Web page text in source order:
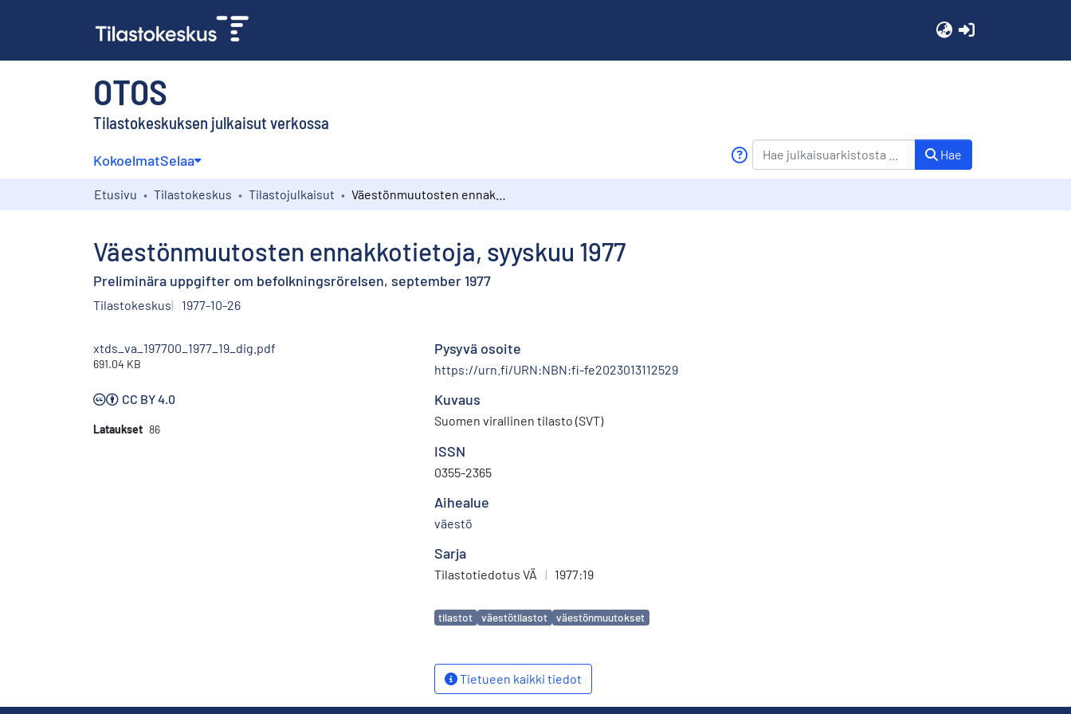
OTOS
Tilastokeskuksen julkaisut verkossa
KokoelmatSelaa Hae
Etusivu Tilastokeskus Tilastojulkaisut
Väestönmuutosten ennakkotietoja, syyskuu 1977
Preliminära uppgifter om befolkningsrörelsen, september 1977
Tilastokeskus 1977-10-26
xtds_va_197700_1977_19_dig.pdf
691.04 KB
CC BY 4.0
Lataukset 86
Pysyvä osoite
https://urn.fi/URN:NBN:fi-fe2023013112529
Kuvaus
Suomen virallinen tilasto (SVT)
ISSN
0355-2365
Aihealue
väestö
Sarja
Tilastotiedotus VÄ | 1977:19
Avainsanat
tilastot väestötilastot väestönmuutokset
Tietueen kaikki tiedot